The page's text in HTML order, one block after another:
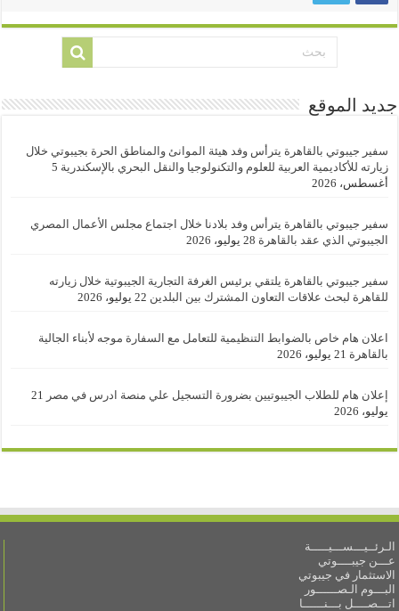
جديد الموقع
سفير جيبوتي بالقاهرة يترأس وفد هيئة الموانئ والمناطق الحرة بجيبوتي خلال
زيارته للأكاديمية العربية للعلوم والتكنولوجيا والنقل البحري بالإسكندرية 5
أغسطس، 2026
سفير جيبوتي بالقاهرة يترأس وفد بلادنا خلال اجتماع مجلس الأعمال المصري
الجيبوتي الذي عقد بالقاهرة 28 يوليو، 2026
سفير جيبوتي بالقاهرة يلتقي برئيس الغرفة التجارية الجيبوتية خلال زيارته
للقاهرة لبحث علاقات التعاون المشترك بين البلدين 22 يوليو، 2026
اعلان هام خاص بالضوابط التنظيمية للتعامل مع السفارة موجه لأبناء الجالية
بالقاهرة 21 يوليو، 2026
إعلان هام للطلاب الجيبوتيين بضرورة التسجيل علي منصة ادرس في مصر
21
يوليو، 2026
الـرئــيـــســـيـــــة
عـــن جيبــــوتي
الاستثمار في جيبوتي
البـــوم الـصــــــور
اتـــصــــل بـــنــــــا